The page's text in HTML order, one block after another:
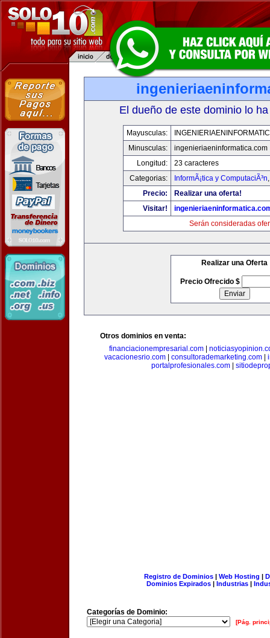
El dueño de este dominio lo
Mayusculas:
Minusculas:
ingenieriaeninformatica.com
Longitud:
23 caracteres
Categorias:
InformÃ¡tica y ComputaciÃ³n
Precio:
Realizar una oferta!
Visitar!
Serán consideradas
Realizar una Oferta
Precio Ofrecido $
Otros dominios en venta:
financiacionempresarial.com
vacacionesrio.com
consultorademarketing.com
portalprofesionales.com|
Registro de Dominios| Web Hosting |
Dominios Expirados | Industrias |
Categorías de Dominio:
[Pág.